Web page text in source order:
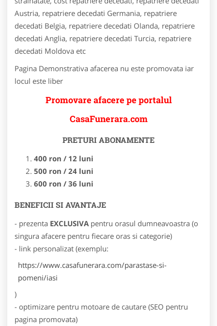
Austria, repatriere decedati Germania, repatriere
decedati Belgia, repatriere decedati Olanda, repatriere
decedati Anglia, repatriere decedati Turcia, repatriere
decedati Moldova etc
Pagina Demonstrativa afacerea nu este promovata iar
locul este liber
Promovare afacere pe portalul
CasaFunerara.com
PRETURI ABONAMENTE
400 ron / 12 luni
500 ron / 24 luni
600 ron / 36 luni
BENEFICII SI AVANTAJE
- prezenta EXCLUSIVA pentru orasul dumneavoastra (o
singura afacere pentru fiecare oras si categorie)
- link personalizat (exemplu:
https://www.casafunerara.com/parastase-si-
pomeni/iasi
)
- optimizare pentru motoare de cautare (SEO pentru
pagina promovata)